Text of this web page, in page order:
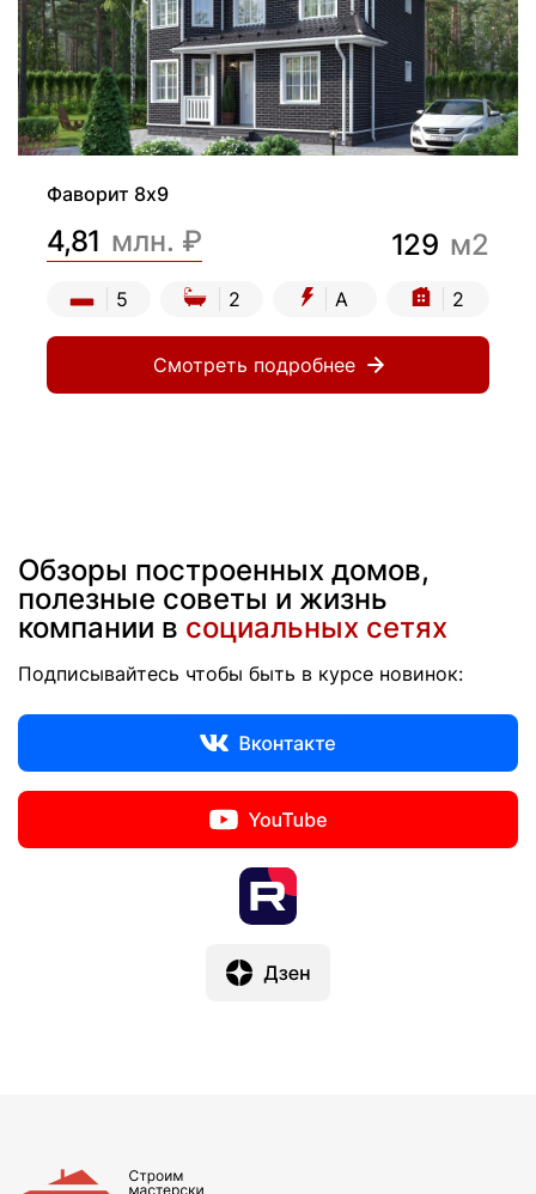
Фаворит 8х9
4,81 млн. ₽ 129 м2
5 2 А 2
Смотреть подробнее
Обзоры построенных домов,
полезные советы и жизнь
компании в социальных сетях
Подписывайтесь чтобы быть в курсе новинок: